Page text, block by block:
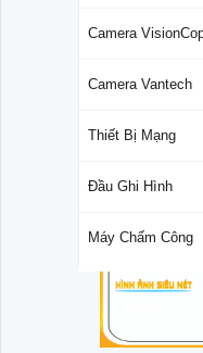
Camera
Camera Vantech
Thiết Bị Mạng
Đầu Ghi Hình
Máy Chấm Công
Đầu